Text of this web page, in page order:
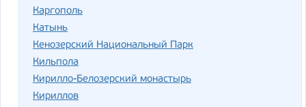
Каргополь
Катынь
Кенозерский Национальный Парк
Кильпола
Кирилло-Белозерский монастырь
Кириллов